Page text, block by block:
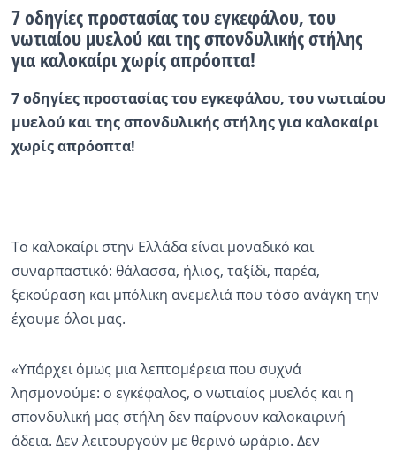
7 οδηγίες προστασίας του εγκεφάλου, του
νωτιαίου μυελού και της σπονδυλικής στήλης
για καλοκαίρι χωρίς απρόοπτα!
7 οδηγίες προστασίας του εγκεφάλου, του νωτιαίου
μυελού και της σπονδυλικής στήλης για καλοκαίρι
χωρίς απρόοπτα!
Το καλοκαίρι στην Ελλάδα είναι μοναδικό και
συναρπαστικό: θάλασσα, ήλιος, ταξίδι, παρέα,
ξεκούραση και μπόλικη ανεμελιά που τόσο ανάγκη την
έχουμε όλοι μας.
«Υπάρχει όμως μια λεπτομέρεια που συχνά
λησμονούμε: ο εγκέφαλος, ο νωτιαίος μυελός και η
σπονδυλική μας στήλη δεν παίρνουν καλοκαιρινή
άδεια. Δεν λειτουργούν με θερινό ωράριο. Δεν